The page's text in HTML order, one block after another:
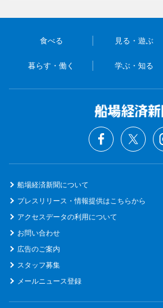
食べる 見る・遊ぶ
暮らす・働く 学ぶ・知る
船場経済新聞について
プレスリリース・情報提供はこちらから
アクセスデータの利用について
お問い合わせ
広告のご案内
スタッフ募集
メールニュース登録